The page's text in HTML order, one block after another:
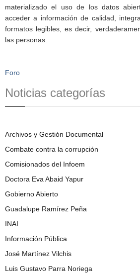
materializado el uso de los datos
acceder a información de calidad,
formatos legibles, es decir,
las personas.
Foro
Noticias categorías
Archivos y Gestión Documental
Combate contra la corrupción
Comisionados del Infoem
Doctora Eva Abaid Yapur
Gobierno Abierto
Guadalupe Ramírez Peña
INAI
Información Pública
José Martínez Vilchis
Luis Gustavo Parra Noriega